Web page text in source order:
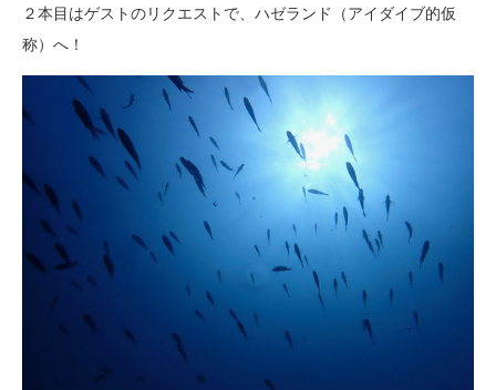
２本目はゲストのリクエストで、ハゼランド（アイダイブ的仮
称）へ！